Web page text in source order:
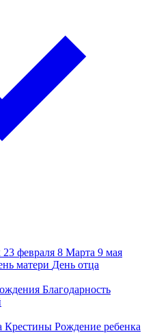
23 февраля 8 Марта 9 мая
матери День отца
Благодарность
Крестины Рождение ребенка